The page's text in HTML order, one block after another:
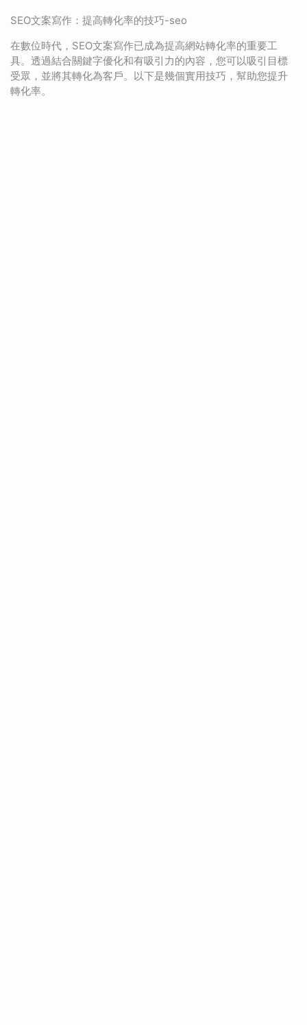
SEO文案寫作：提高轉化率的技巧-seo
在數位時代，SEO文案寫作已成為提高網站轉化率的重要工
具。透過結合關鍵字優化和有吸引力的內容，您可以吸引目標
受眾，並將其轉化為客戶。以下是幾個實用技巧，幫助您提升
轉化率。